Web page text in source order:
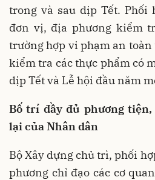
trong và sau dịp Tết. Phối
đơn vị, địa phương kiểm
trường hợp vi phạm an
kiểm tra các thực phẩm có
dịp Tết và Lễ hội đầu năm
Bố trí đầy đủ phương
lại của Nhân dân
Bộ Xây dựng chủ trì, phối
phương chỉ đạo các cơ